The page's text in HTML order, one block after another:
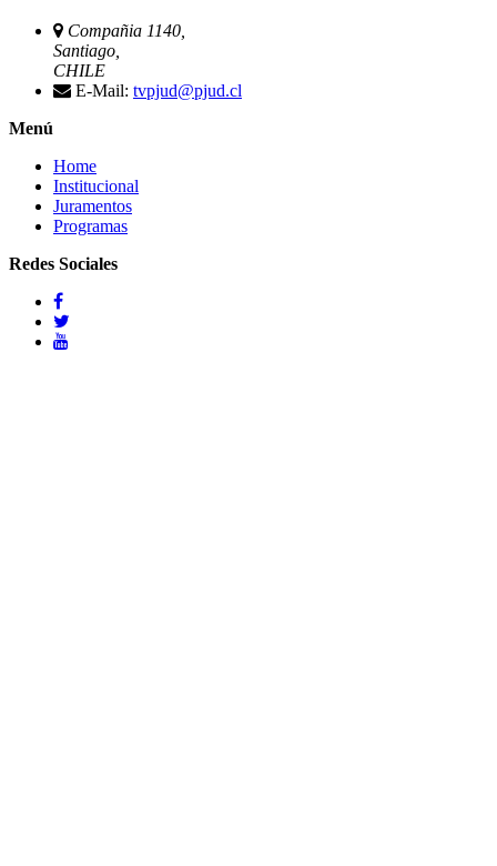
Compañia 1140,
Santiago,
CHILE
E-Mail: tvpjud@pjud.cl
Menú
Home
Institucional
Juramentos
Programas
Redes Sociales